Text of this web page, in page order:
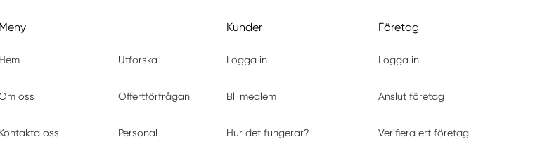
Meny
Hem Utforska
oss Offertförfrågan
Kontakta oss Personal
Kunder
Logga in
Bli medlem
Hur det fungerar?
Företag
Logga in
Anslut företag
Verifiera ert företag